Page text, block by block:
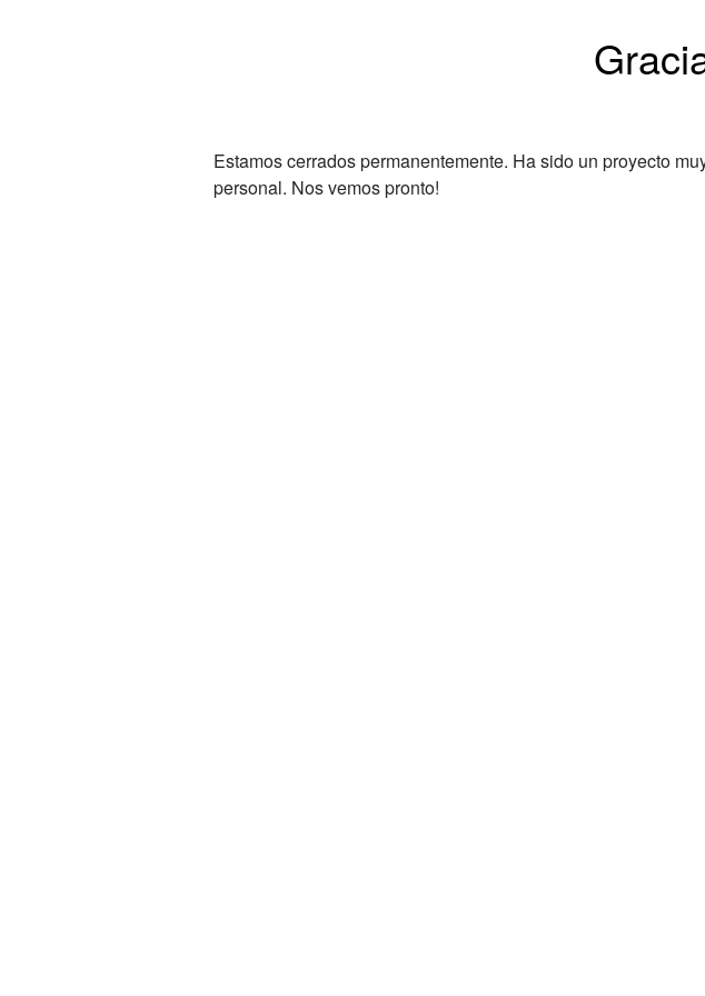
Estamos cerrados permanentemente. Ha sido un proyecto
personal. Nos vemos pronto!